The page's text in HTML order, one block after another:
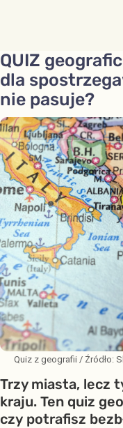
QUIZ
dla
nie pasuje?
Quiz z geografii / Źródło:
Trzy miasta, lecz
kraju. Ten quiz
czy potrafisz